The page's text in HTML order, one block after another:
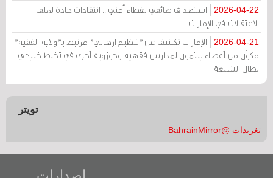
2026-04-22
استهداف طائفي بغطاء أمني .. انتقادات حادة لملف
الاعتقالات في الإمارات
2026-04-21
الإمارات تكشف عن "تنظيم إرهابي" مرتبط بـ"ولاية الفقيه"
مكوّن من أعضاء ينتمون لمدارس فقهية وحوزوية أخرى في تخبط خليجي
يطال الشيعة
تويتر
تغريدات @BahrainMirror